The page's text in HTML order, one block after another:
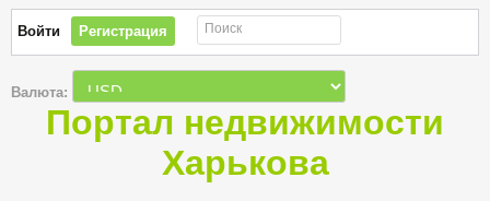
Войти Регистрация Поиск
Валюта:
Портал недвижимости
Харькова